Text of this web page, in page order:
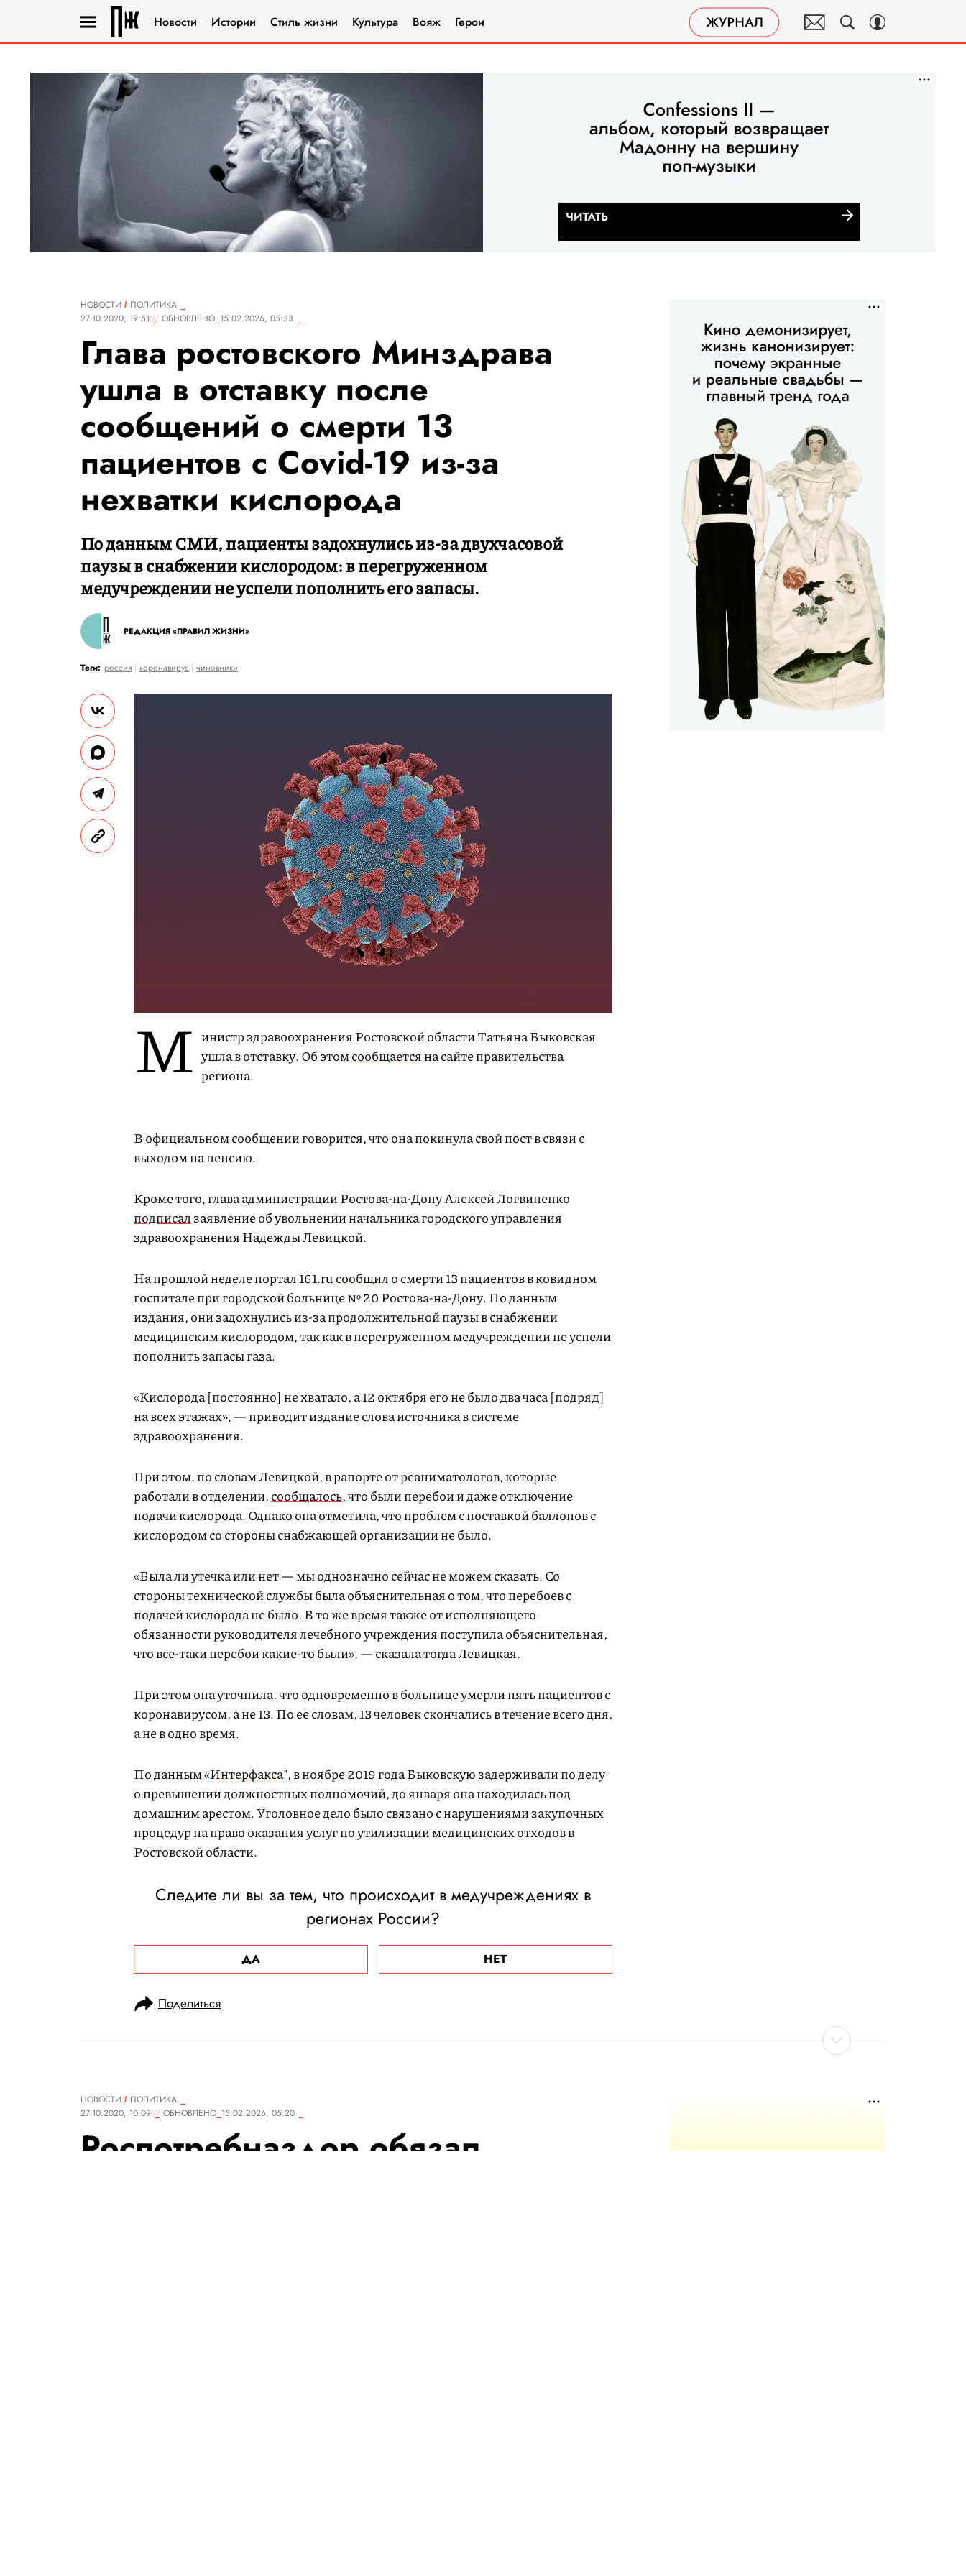
Новости Истории Стиль жизни Культура Вояж Герои
НОВОСТИ
ПОЛИТИКА
27.10.2020, 19:51
ОБНОВЛЕНО 15.02.2026, 05:33
Глава ростовского Минздрава
ушла в отставку после
сообщений о смерти 13
пациентов с Covid-19 из-за
нехватки кислорода
По данным СМИ, пациенты задохнулись из-за двухчасовой
паузы в снабжении кислородом: в перегруженном
медучреждении не успели пополнить его запасы.
РЕДАКЦИЯ «ПРАВИЛ ЖИЗНИ»
Теги: россия коронавирус чиновники
М инистр здравоохранения Ростовской области Татьяна Быковская
ушла в отставку. Об этомсообщаетсяна сайте правительства
региона.
В официальном сообщении говорится, что она покинула свой пост в связи с
выходом на пенсию.
Кроме того, глава администрации Ростова-на-Дону Алексей Логвиненко
подписалзаявление об увольнении начальника городского управления
здравоохранения Надежды Левицкой.
На прошлой неделе портал 161.ruсообщило смерти 13 пациентов в ковидном
госпитале при городской больнице № 20 Ростова-на-Дону. По данным
издания, они задохнулись из-за продолжительной паузы в снабжении
медицинским кислородом, так как в перегруженном медучреждении не успели
пополнить запасы газа.
«Кислорода [постоянно] не хватало, а 12 октября его не было два часа [подряд]
на всех этажах», — приводит издание слова источника в системе
здравоохранения.
При этом, по словам Левицкой, в рапорте от реаниматологов, которые
работали в отделении,сообщалось, что были перебои и даже отключение
подачи кислорода. Однако она отметила, что проблем с поставкой баллонов с
кислородом со стороны снабжающей организации не было.
«Была ли утечка или нет — мы однозначно сейчас не можем сказать. Со
стороны технической службы была объяснительная о том, что перебоев с
подачей кислорода не было. В то же время также от исполняющего
обязанности руководителя лечебного учреждения поступила объяснительная,
что все-таки перебои какие-то были», — сказала тогда Левицкая.
При этом она уточнила, что одновременно в больнице умерли пять пациентов с
коронавирусом, а не 13. По ее словам, 13 человек скончались в течение всего дня,
а не в одно время.
По данным «Интерфакса", в ноябре 2019 года Быковскую задерживали по делу
о превышении должностных полномочий, до января она находилась под
домашним арестом. Уголовное дело было связано с нарушениями закупочных
процедур на право оказания услуг по утилизации медицинских отходов в
Ростовской области.
Следите ли вы за тем, что происходит в медучреждениях в
регионах России?
ДА НЕТ
Поделиться
НОВОСТИ
ПОЛИТИКА
27.10.2020, 10:09
ОБНОВЛЕНО 15.02.2026, 05:20
Роспотребназдор обязал